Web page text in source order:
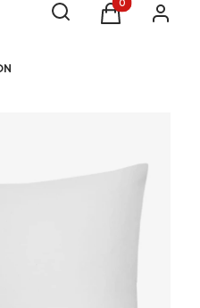
Otwórz wyszukiwarkę
Szukaj Produkty w
Koszyk Zaloguj